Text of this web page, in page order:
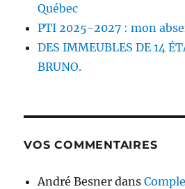
Québec
PTI 2025-2027 : mon
DES IMMEUBLES DE 14
BRUNO.
VOS COMMENTAIRES
André Besner dans